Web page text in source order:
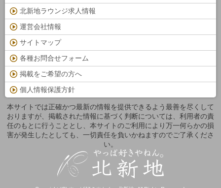
北新地ラウンジ求人情報
運営会社情報
サイトマップ
各種お問合せフォーム
掲載をご希望の方へ
個人情報保護方針
本サイトでは正確かつ最新の情報を提供できるよう最善を尽くして
おりますが、掲載された情報に基づく判断については、利用者の責
任のもとに行うこととし、本サイトのご利用により万一何らかの損
害が発生したとしても、一切責任を負いかねますのでご了承くださ
い。